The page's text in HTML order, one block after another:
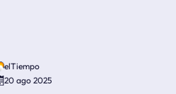
elTiempo
20 ago 2025